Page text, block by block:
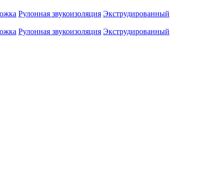
Рулонная звукоизоляция Экструдированный
Рулонная звукоизоляция Экструдированный